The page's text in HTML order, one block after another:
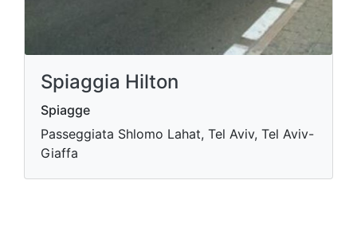
Spiaggia Hilton
Spiagge
Passeggiata Shlomo Lahat, Tel Aviv, Tel Aviv-
Giaffa